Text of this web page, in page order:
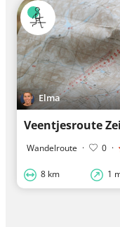
Elma
Veentjesroute
Wandelroute · 0 ·
8 km 1